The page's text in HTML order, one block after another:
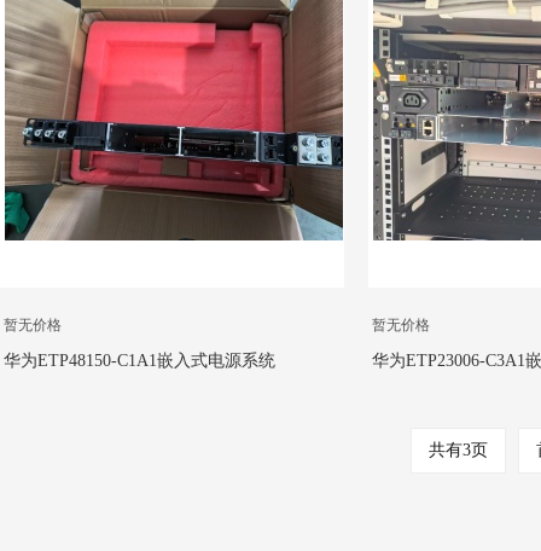
暂无价格
华为ETP48150-C1A1嵌入式电源系统
暂无价格
华为ETP23006-C3A1
共有3页